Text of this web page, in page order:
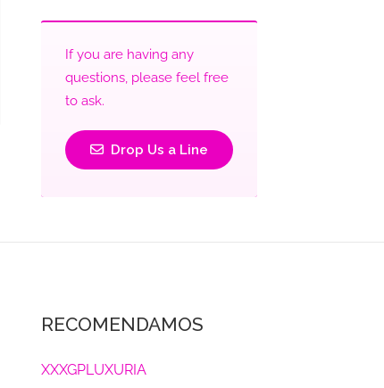
If you are having any
questions, please feel free
to ask.
Drop Us a Line
RECOMENDAMOS
XXXGPLUXURIA